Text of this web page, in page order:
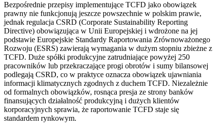
Bezpośrednie przepisy implementujące TCFD jako obowiązek
prawny nie funkcjonują jeszcze powszechnie w polskim prawie,
jednak regulacja CSRD (Corporate Sustainability Reporting
Directive) obowiązująca w Unii Europejskiej i wdrożone na jej
podstawie Europejskie Standardy Raportowania Zrównoważonego
Rozwoju (ESRS) zawierają wymagania w dużym stopniu zbieżne z
TCFD. Duże spółki produkcyjne zatrudniające powyżej 250
pracowników lub przekraczające progi obrotów i sumy bilansowej
podlegają CSRD, co w praktyce oznacza obowiązek ujawniania
informacji klimatycznych zgodnych z duchem TCFD. Niezależnie
od formalnych obowiązków, rosnąca presja ze strony banków
finansujących działalność produkcyjną i dużych klientów
korporacyjnych sprawia, że raportowanie TCFD staje się
standardem rynkowym.